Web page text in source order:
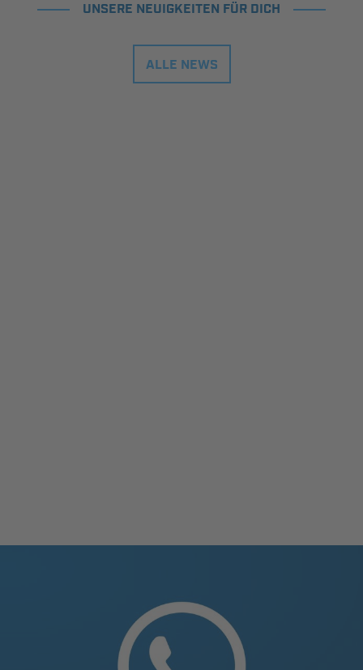
UNSERE NEUIGKEITEN FÜR DICH
ALLE NEWS